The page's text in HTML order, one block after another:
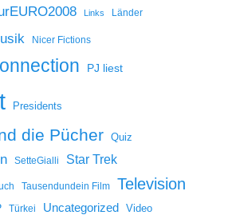
Links Länder
Nicer Fictions
PJ liest
Presidents
die Pücher Quiz
SetteGialli Star Trek
Tausendundein Film Television
Türkei Uncategorized Video